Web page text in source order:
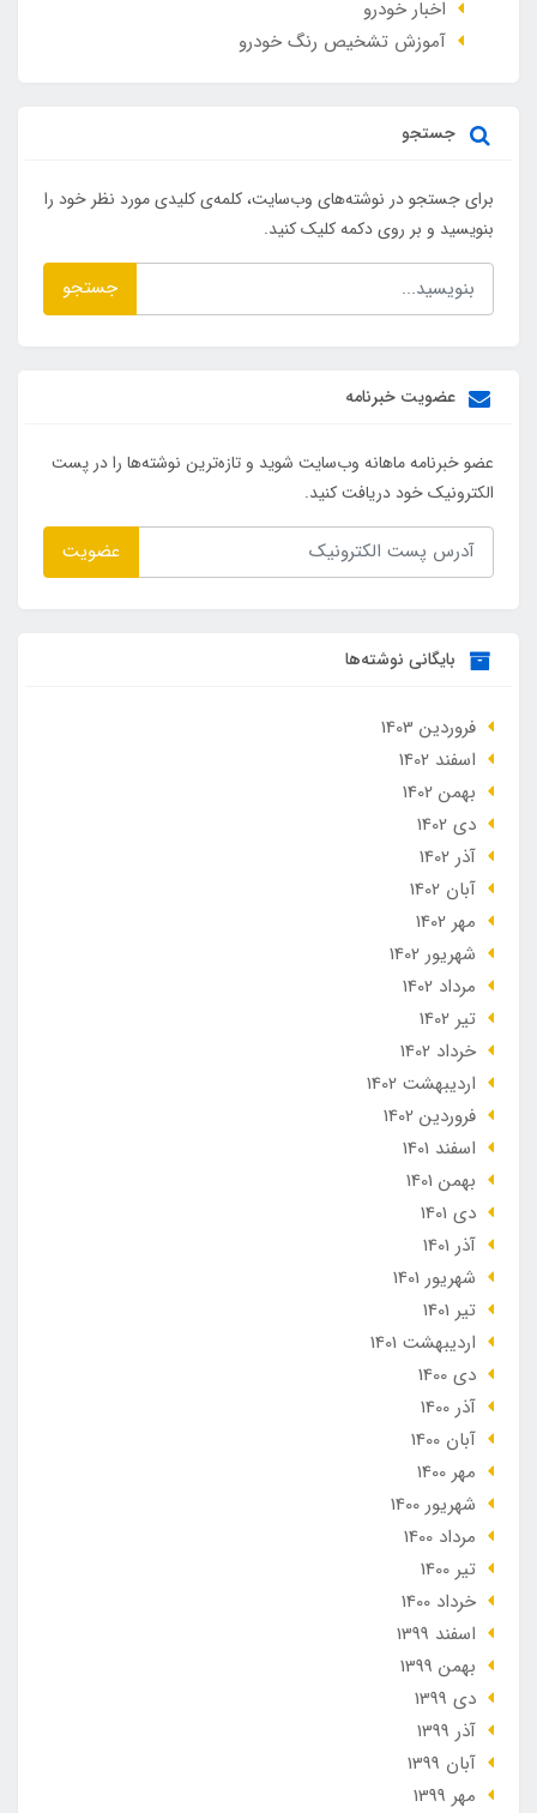
اخبار خودرو
آموزش تشخیص رنگ خودرو
جستجو
برای جستجو در نوشته‌های وب‌سایت، کلمه‌ی کلیدی مورد نظر خود را
بنویسید و بر روی دکمه کلیک کنید.
جستجو
عضویت خبرنامه
عضو خبرنامه ماهانه وب‌سایت شوید و تازه‌ترین نوشته‌ها را در پست
الکترونیک خود دریافت کنید.
عضویت
بایگانی نوشته‌ها
فروردین 1403
اسفند 1402
بهمن 1402
دی 1402
آذر 1402
آبان 1402
مهر 1402
شهریور 1402
مرداد 1402
تير 1402
خرداد 1402
ارديبهشت 1402
فروردین 1402
اسفند 1401
بهمن 1401
دی 1401
آذر 1401
شهریور 1401
تير 1401
ارديبهشت 1401
دی 1400
آذر 1400
آبان 1400
مهر 1400
شهریور 1400
مرداد 1400
تير 1400
خرداد 1400
اسفند 1399
بهمن 1399
دی 1399
آذر 1399
آبان 1399
مهر 1399